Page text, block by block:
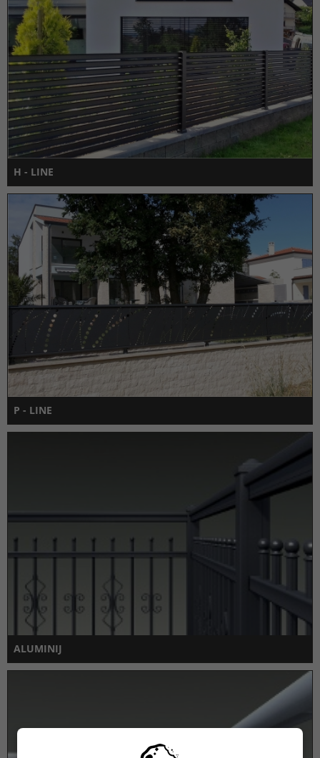
H - LINE
P - LINE
ALUMINIJ